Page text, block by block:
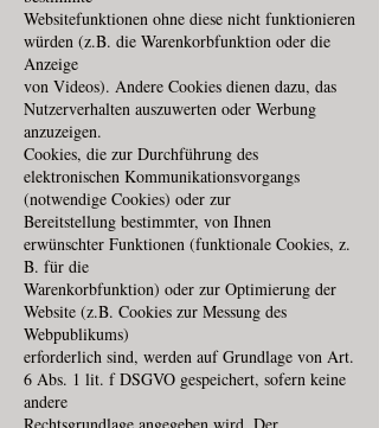
Websitefunktionen ohne diese nicht funktionieren
würden (z.B. die Warenkorbfunktion oder die
Anzeige
von Videos). Andere Cookies dienen dazu, das
Nutzerverhalten auszuwerten oder Werbung
anzuzeigen.
Cookies, die zur Durchführung des
elektronischen Kommunikationsvorgangs
(notwendige Cookies) oder zur
Bereitstellung bestimmter, von Ihnen
erwünschter Funktionen (funktionale Cookies, z.
B. für die
Warenkorbfunktion) oder zur Optimierung der
Website (z.B. Cookies zur Messung des
Webpublikums)
erforderlich sind, werden auf Grundlage von Art.
6 Abs. 1 lit. f DSGVO gespeichert, sofern keine
andere